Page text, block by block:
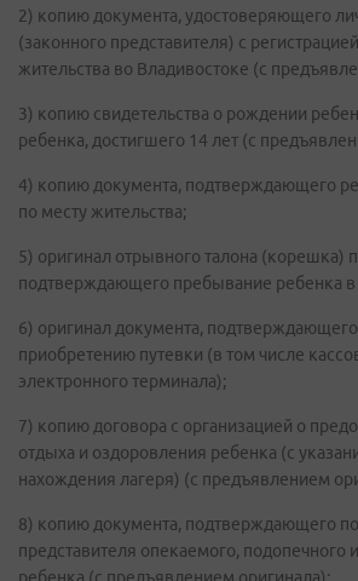
2) копию документа, удостоверяющего
(законного представителя) с
жительства во Владивостоке (с
3) копию свидетельства о рождении
ребенка, достигшего 14 лет (с
4) копию документа, подтверждающего
по месту жительства;
5) оригинал отрывного талона (корешка)
подтверждающего пребывание ребенка в
6) оригинал документа,
приобретению путевки (в том числе
электронного терминала);
7) копию договора с организацией о
отдыха и оздоровления ребенка (с
нахождения лагеря) (с предъявлением
8) копию документа, подтверждающего
представителя опекаемого, подопечного